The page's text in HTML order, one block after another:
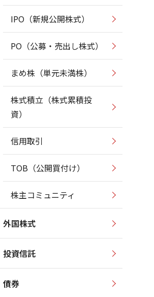
IPO（新規公開株式）
PO（公募・売出し株式）
まめ株（単元未満株）
株式積立（株式累積投
資）
信用取引
TOB（公開買付け）
株主コミュニティ
外国株式
投資信託
債券